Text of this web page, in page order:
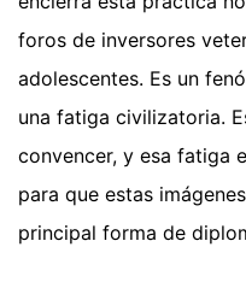
foros de inversores
adolescentes. Es un
una fatiga civilizatoria.
convencer, y esa fatiga
para que estas
principal forma de